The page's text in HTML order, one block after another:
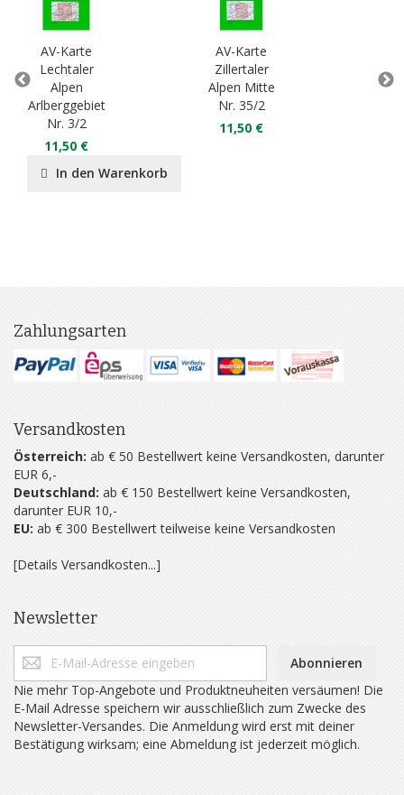
AV-Karte
Lechtaler
Alpen
Arlberggebiet
Nr. 3/2
11,50 €
In den Warenkorb
AV-Karte
Zillertaler
Alpen Mitte
Nr. 35/2
11,50 €
Zahlungsarten
Versandkosten
Österreich: ab € 50 Bestellwert keine Versandkosten, darunter
EUR 6,-
Deutschland: ab € 150 Bestellwert keine Versandkosten,
darunter EUR 10,-
EU: ab € 300 Bestellwert teilweise keine Versandkosten
[Details Versandkosten...]
Newsletter
Abonnieren
Nie mehr Top-Angebote und Produktneuheiten versäumen! Die
E-Mail Adresse speichern wir ausschließlich zum Zwecke des
Newsletter-Versandes. Die Anmeldung wird erst mit deiner
Bestätigung wirksam; eine Abmeldung ist jederzeit möglich.